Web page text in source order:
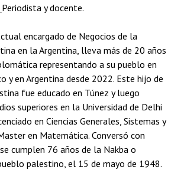
Periodista y docente.
encargado de Negocios de la
en la Argentina, lleva más de 20 años
representando a su pueblo en
y en Argentina desde 2022. Este hijo de
fue educado en Túnez y luego
superiores en la Universidad de Delhi
en Ciencias Generales, Sistemas y
en Matemática. Conversó con
cumplen 76 años de la Nakba o
palestino, el 15 de mayo de 1948.